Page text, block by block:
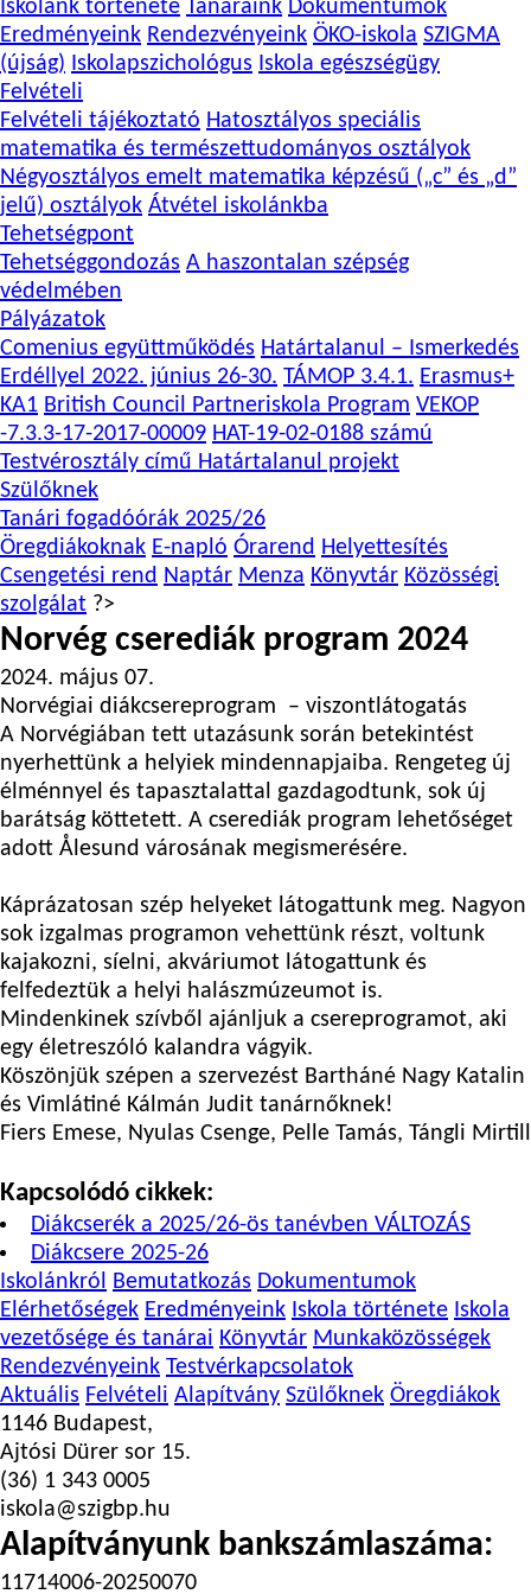
Iskolánk története Tanáraink Dokumentumok
Eredményeink Rendezvényeink ÖKO-iskola SZIGMA
(újság) Iskolapszichológus Iskola egészségügy
Felvételi
Felvételi tájékoztató Hatosztályos speciális
matematika és természettudományos osztályok
Négyosztályos emelt matematika képzésű („c” és „d”
jelű) osztályok Átvétel iskolánkba
Tehetségpont
Tehetséggondozás A haszontalan szépség
védelmében
Pályázatok
Comenius együttműködés Határtalanul – Ismerkedés
Erdéllyel 2022. június 26-30. TÁMOP 3.4.1. Erasmus+
KA1 British Council Partneriskola Program VEKOP
-7.3.3-17-2017-00009 HAT-19-02-0188 számú
Testvérosztály című Határtalanul projekt
Szülőknek
Tanári fogadóórák 2025/26
Öregdiákoknak E-napló Órarend Helyettesítés
Csengetési rend Naptár Menza Könyvtár Közösségi
szolgálat ?>
Norvég cserediák program 2024
2024. május 07.
Norvégiai diákcsereprogram – viszontlátogatás
A Norvégiában tett utazásunk során betekintést
nyerhettünk a helyiek mindennapjaiba. Rengeteg új
élménnyel és tapasztalattal gazdagodtunk, sok új
barátság köttetett. A cserediák program lehetőséget
adott Ålesund városának megismerésére.
Káprázatosan szép helyeket látogattunk meg. Nagyon
sok izgalmas programon vehettünk részt, voltunk
kajakozni, síelni, akváriumot látogattunk és
felfedeztük a helyi halászmúzeumot is.
Mindenkinek szívből ajánljuk a csereprogramot, aki
egy életreszóló kalandra vágyik.
Köszönjük szépen a szervezést Bartháné Nagy Katalin
és Vimlátiné Kálmán Judit tanárnőknek!
Fiers Emese, Nyulas Csenge, Pelle Tamás, Tángli Mirtill
Kapcsolódó cikkek:
Diákcserék a 2025/26-ös tanévben VÁLTOZÁS
Diákcsere 2025-26
Iskolánkról Bemutatkozás Dokumentumok
Elérhetőségek Eredményeink Iskola története Iskola
vezetősége és tanárai Könyvtár Munkaközösségek
Rendezvényeink Testvérkapcsolatok
Aktuális Felvételi Alapítvány Szülőknek Öregdiákok
1146 Budapest,
Ajtósi Dürer sor 15.
(36) 1 343 0005
iskola@szigbp.hu
Alapítványunk bankszámlaszáma:
11714006-20250070